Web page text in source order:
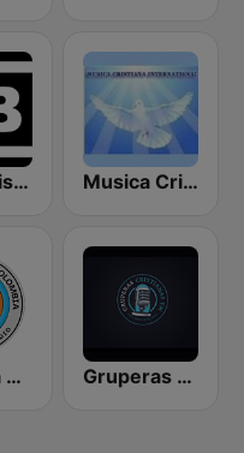
Radio Cristiano Bíblico Musica Cristiana Internacional
Cristiana Radio Gruperas Cristianas